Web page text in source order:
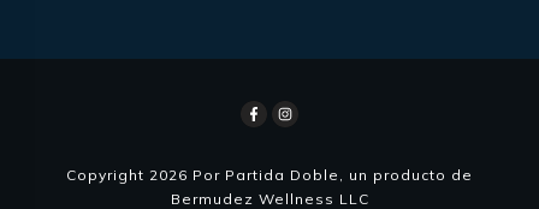
Copyright 2026 Por Partida Doble, un producto de
Bermudez Wellness LLC